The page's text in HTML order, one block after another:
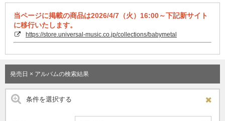
当ページに掲載の商品は2026/4/7（火）16:00～下記新サイト
に移行いたします。
https://store.universal-music.co.jp/collections/babymetal
発売日 × アルバムの検索結果
条件を選択する